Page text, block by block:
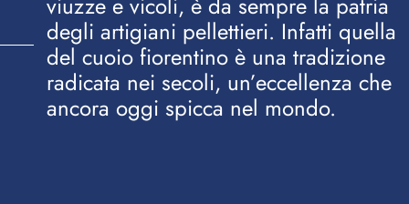
degli artigiani pellettieri. Infatti quella
del cuoio fiorentino è una tradizione
radicata nei secoli, un’eccellenza che
ancora oggi spicca nel mondo.